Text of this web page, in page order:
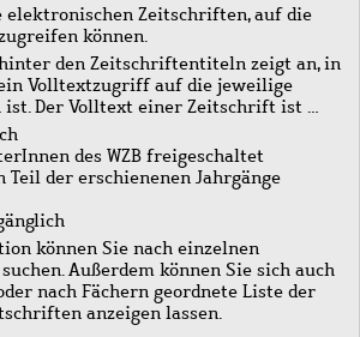
elektronischen Zeitschriften, auf die
können.
den Zeitschriftentiteln zeigt an, in
Volltextzugriff auf die jeweilige
Der Volltext einer Zeitschrift ist …
des WZB freigeschaltet
der erschienenen Jahrgänge
können Sie nach einzelnen
Außerdem können Sie sich auch
nach Fächern geordnete Liste der
anzeigen lassen.